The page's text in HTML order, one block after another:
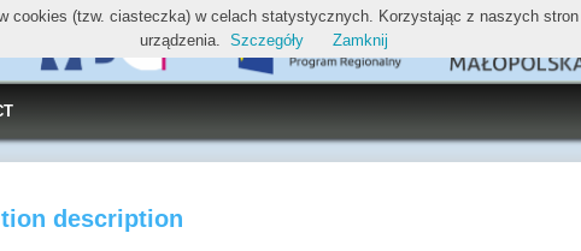
description
cookies (tzw. ciasteczka) w celach statystycznych. Korzystając z naszych
urządzenia. Szczegóły Zamknij